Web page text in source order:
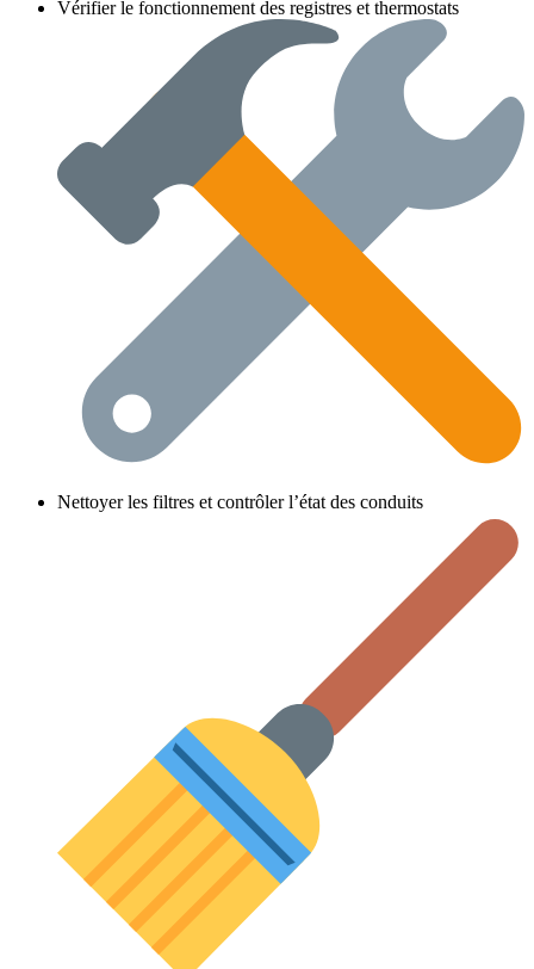
Vérifier le fonctionnement des registres et thermostats
Nettoyer les filtres et contrôler l’état des conduits